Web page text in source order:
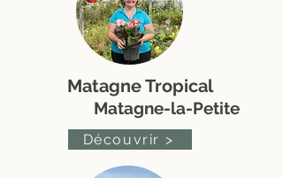
Matagne Tropical
Matagne-la-Petite
Découvrir >